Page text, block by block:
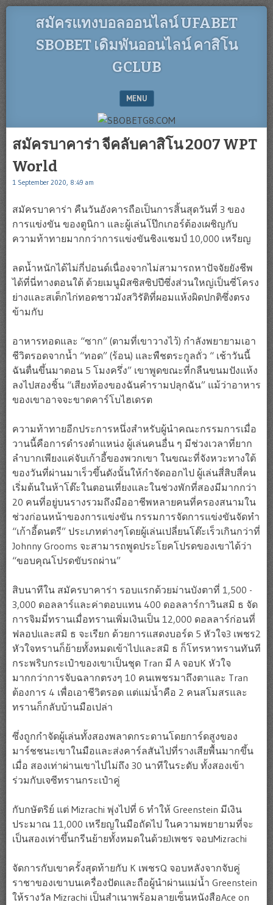
สมัครแทงบอลออนไลน์ UFABET
SBOBET เดิมพันออนไลน์ คาสิโน
GCLUB
MENU
สมัครบาคาร่า จีคลับคาสิโน 2007 WPT
World
1 September 2020, 8:49 am
สมัครบาคาร่า คืนวันอังคารถือเป็นการสิ้นสุดวันที่ 3 ของ
การแข่งขัน ของตูนิกา และผู้เล่นโป๊กเกอร์ต้องเผชิญกับ
ความท้าทายมากกว่าการแข่งขันชิงแชมป์ 10,000 เหรียญ
ลดน้ำหนักได้ไม่กี่ปอนด์เนื่องจากไม่สามารถหาปัจจัยยังชีพ
ได้ที่นี่ทางตอนใต้ ด้วยเมนูมิสซิสซิปปีซึ่งส่วนใหญ่เป็นซี่โครง
ย่างและสเต็กไก่ทอดชาวมังสวิรัติที่ผอมแห้งผิดปกติซึ่งตรง
ข้ามกับ
อาหารทอดและ “ซาก” (ตามที่เขาวางไว้) กำลังพยายามเอา
ชีวิตรอดจากน้ำ “ทอด” (ร้อน) และพืชตระกูลถั่ว “ เช้าวันนี้
ฉันตื่นขึ้นมาตอน 5 โมงครึ่ง” เขาพูดขณะที่กลืนขนมปังแห้ง
ลงไปสองชิ้น “เสียงท้องของฉันคำรามปลุกฉัน” แม้ว่าอาหาร
ของเขาอาจจะขาดคาร์โบไฮเดรต
ความท้าทายอีกประการหนึ่งสำหรับผู้นำคณะกรรมการเมื่อ
วานนี้คือการดำรงตำแหน่ง ผู้เล่นคนอื่น ๆ มีช่วงเวลาที่ยาก
ลำบากเพียงแค่จับเก้าอี้ของพวกเขา ในขณะที่จังหวะทางใต้
ของวันที่ผ่านมาเร็วขึ้นดังนั้นให้กำจัดออกไป ผู้เล่นสี่สิบสี่คน
เริ่มต้นในห้าโต๊ะในตอนเที่ยงและในช่วงพักที่สองมีมากกว่า
20 คนที่อยู่บนรางรวมถึงมืออาชีพหลายคนที่ครองสนามใน
ช่วงก่อนหน้าของการแข่งขัน กรรมการจัดการแข่งขันจัดทำ
“เก้าอี้ดนตรี” ประเภทต่างๆโดยผู้เล่นเปลี่ยนโต๊ะเร็วเกินกว่าที่
Johnny Grooms จะสามารถพูดประโยคโปรดของเขาได้ว่า
“ขอบคุณโปรดขับรถผ่าน”
สิบนาทีใน สมัครบาคาร่า รอบแรกด้วยม่านบังตาที่ 1,500 -
3,000 ดอลลาร์และค่าตอบแทน 400 ดอลลาร์กาวินสมิ ธ จัด
การจิมมี่ทรานเมื่อทรานเพิ่มเงินเป็น 12,000 ดอลลาร์ก่อนที่
ฟลอปและสมิ ธ จะเรียก ด้วยการแสดงบอร์ด 5 หัวใจ3 เพชร2
หัวใจทรานก็ย้ายทั้งหมดเข้าไปและสมิ ธ ก็โทรหาทรานทันที
กระพริบกระเป๋าของเขาเป็นชุด Tran มี A จอบK หัวใจ
มากกว่าการจับฉลากตรงๆ 10 คนเพชรมาถึงตาและ Tran
ต้องการ 4 เพื่อเอาชีวิตรอด แต่แม่น้ำคือ 2 คนสโมสรและ
ทรานก็กลับบ้านมือเปล่า
ซึ่งถูกกำจัดผู้เล่นทั้งสองพลาดกระดานโดยการ์ดสูงของ
มาร์ชชนะเขาในมือและส่งคาร์ลสันไปที่รางเสียพื้นมากขึ้น
เมื่อ สองเท่าผ่านเขาไปไม่ถึง 30 นาทีในระดับ ทั้งสองเข้า
ร่วมกับเจซีทรานกระเป๋าคู่
กับกษัตริย์ แต่ Mizrachi พุ่งไปที่ 6 ทำให้ Greenstein มีเงิน
ประมาณ 11,000 เหรียญในมือถัดไป ในความพยายามที่จะ
เป็นสองเท่าขึ้นกรีนย้ายทั้งหมดในด้วยJเพชร จอบMizrachi
จัดการกับเขาครั้งสุดท้ายกับ K เพชรQ จอบหลังจากจับคู่
ราชาของเขาบนเครื่องปัดและถือผู้นำผ่านแม่น้ำ Greenstein
ให้รางวัล Mizrachi เป็นสำเนาพร้อมลายเซ็นหนังสือAce on